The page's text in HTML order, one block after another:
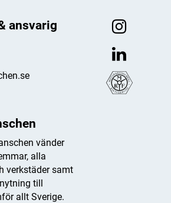
vänder
alla
verkstäder samt
till
allt Sverige.
ansvarig